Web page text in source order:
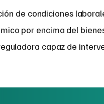
de condiciones
por encima del
capaz de